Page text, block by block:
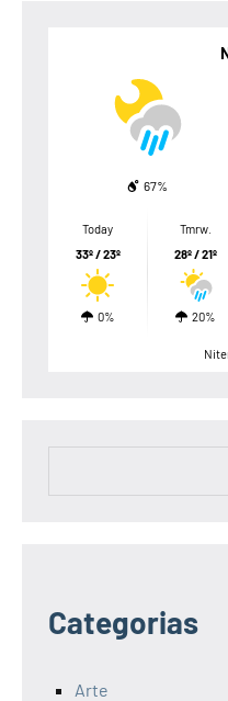
67%
Today
33º / 23º
0%
Tmrw.
28º / 21º
20%
Categorias
Arte